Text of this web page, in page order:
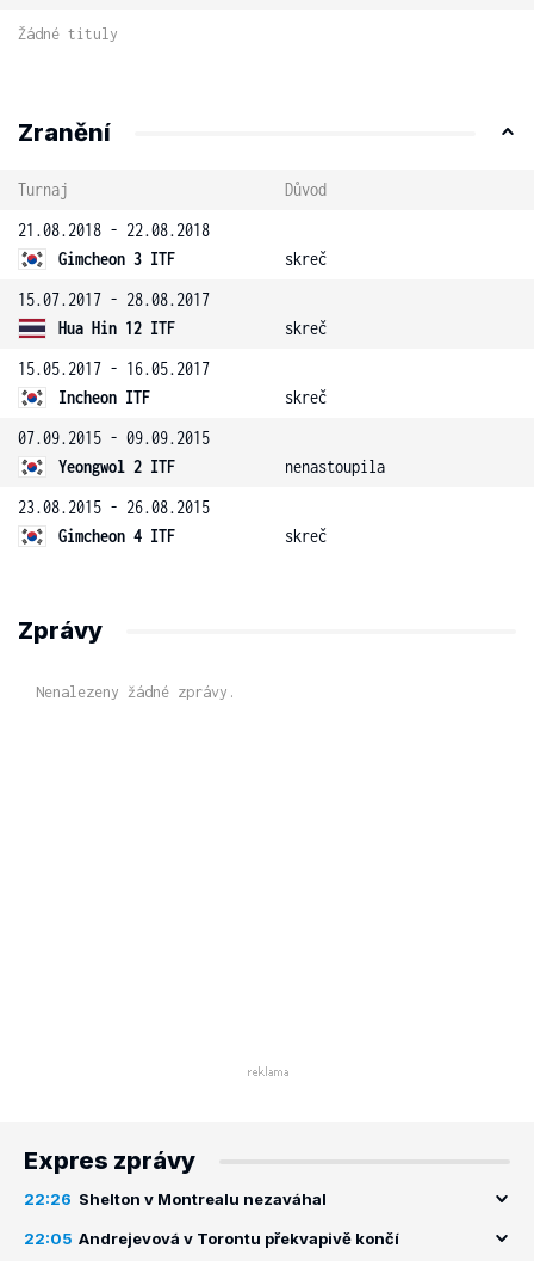
Žádné tituly
Zranění
Turnaj
Důvod
21.08.2018 - 22.08.2018
Gimcheon 3 ITF
skreč
15.07.2017 - 28.08.2017
Hua Hin 12 ITF
skreč
15.05.2017 - 16.05.2017
Incheon ITF
skreč
07.09.2015 - 09.09.2015
Yeongwol 2 ITF
nenastoupila
23.08.2015 - 26.08.2015
Gimcheon 4 ITF
skreč
Zprávy
Nenalezeny žádné zprávy.
Expres zprávy
22:26 Shelton v Montrealu nezaváhal
22:05 Andrejevová v Torontu překvapivě končí